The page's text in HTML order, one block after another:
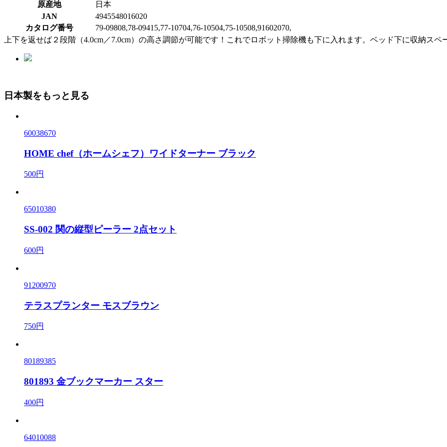
原産地
日本
JAN
4945548016020
カタログ番号
79-09808,78-09415,77-10704,76-10504,75-10508,91602070,
上下を返せば２段階（4.0cm／7.0cm）の高さ調節が可能です！これでロボット掃除機も下に入れます。ベッド下に収納スペ
日本製をもっと見る
60038670
HOME chef（ホームシェフ）ワイドターナー ブラック
500円
65010380
SS-002 関の縦型ピーラー 2点セット
600円
91200970
テラスプランター モスブラウン
750円
80189385
801893 金ブックマーカー スター
400円
64010088